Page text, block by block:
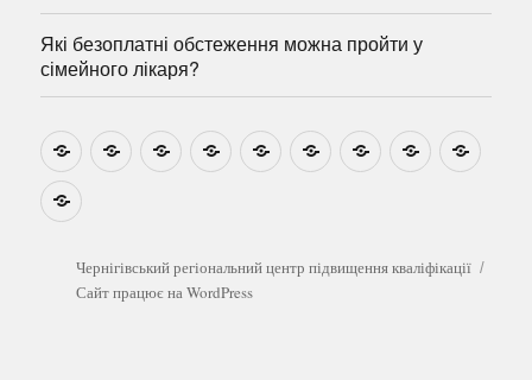
Які безоплатні обстеження можна пройти у
сімейного лікаря?
НовиниНавчально-
методичні
Ми
на
Звіти Про
центр
План
графік
Розумовські
зустрічі
Реєстрація
Які
безоплатні
можна
пройти
у
Чернігівський регіональний центр підвищення кваліфікації
Сайт працює на WordPress